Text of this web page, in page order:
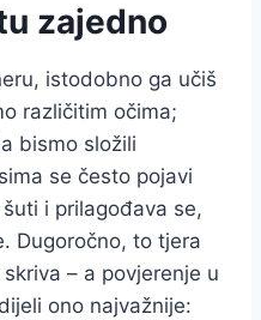
zajedno
istodobno ga učiš
različitim očima;
bismo složili
se često pojavi
i prilagođava se,
Dugoročno, to tjera
– a povjerenje u
ono najvažnije: